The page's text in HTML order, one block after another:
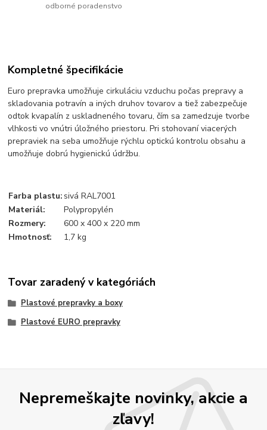
odborné poradenstvo
Kompletné špecifikácie
Euro prepravka umožňuje cirkuláciu vzduchu počas prepravy a
skladovania potravín a iných druhov tovarov a tiež zabezpečuje
odtok kvapalín z uskladneného tovaru, čím sa zamedzuje tvorbe
vlhkosti vo vnútri úložného priestoru. Pri stohovaní viacerých
prepraviek na seba umožňuje rýchlu optickú kontrolu obsahu a
umožňuje dobrú hygienickú údržbu.
Farba plastu: sivá RAL7001
Materiál:
Polypropylén
Rozmery:
600 x 400 x 220 mm
Hmotnosť:
1,7 kg
Tovar zaradený v kategóriách
Plastové prepravky a boxy
Plastové EURO prepravky
Nepremeškajte novinky, akcie a
zľavy!